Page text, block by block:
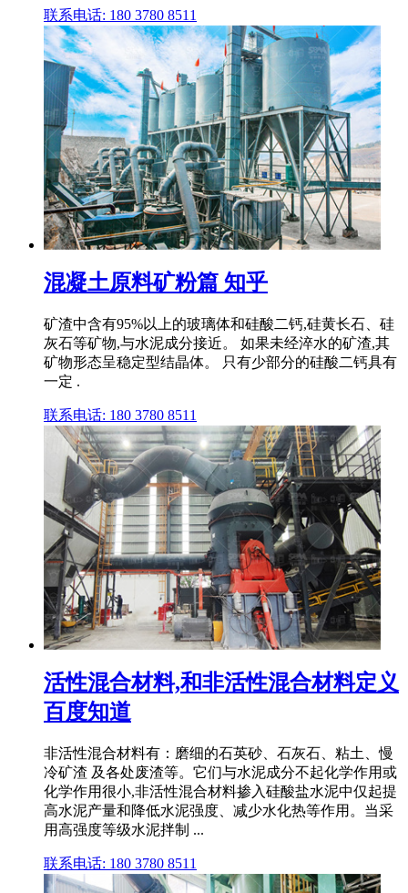
联系电话: 180 3780 8511
混凝土原料矿粉篇 知乎
矿渣中含有95%以上的玻璃体和硅酸二钙,硅黄长石、硅
灰石等矿物,与水泥成分接近。 如果未经淬水的矿渣,其
矿物形态呈稳定型结晶体。 只有少部分的硅酸二钙具有
一定 .
联系电话: 180 3780 8511
活性混合材料,和非活性混合材料定义
百度知道
非活性混合材料有：磨细的石英砂、石灰石、粘土、慢
冷矿渣 及各处废渣等。它们与水泥成分不起化学作用或
化学作用很小,非活性混合材料掺入硅酸盐水泥中仅起提
高水泥产量和降低水泥强度、减少水化热等作用。当采
用高强度等级水泥拌制 ...
联系电话: 180 3780 8511